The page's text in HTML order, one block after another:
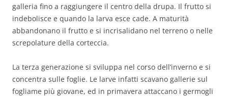
galleria fino a raggiungere il centro della drupa. Il frutto si
indebolisce e quando la larva esce cade. A maturità
abbandonano il frutto e si incrisalidano nel terreno o nelle
screpolature della corteccia.
La terza generazione si sviluppa nel corso dell’inverno e si
concentra sulle foglie. Le larve infatti scavano gallerie sul
fogliame più giovane, ed in primavera attaccano i germogli